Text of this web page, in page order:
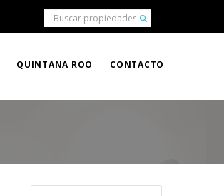
QUINTANA ROO CONTACTO